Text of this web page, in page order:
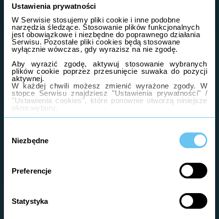
Ustawienia prywatności
W Serwisie stosujemy pliki cookie i inne podobne
narzędzia śledzące. Stosowanie plików funkcjonalnych
jest obowiązkowe i niezbędne do poprawnego działania
Serwisu. Pozostałe pliki cookies będą stosowane
wyłącznie wówczas, gdy wyrazisz na nie zgodę.
Aby wyrazić zgodę, aktywuj stosowanie wybranych
plików cookie poprzez przesunięcie suwaka do pozycji
aktywnej.
W każdej chwili możesz zmienić wyrażone zgody. W
stopce Serwisu znajdziesz "Ustawienia prywatności" /
"Ustawienia cookies", które ponownie otworzą niniejsze
okno wyboru.
Informacje dotyczące przetwarzania Twoich danych
osobowych znajdziesz w
Ogólnej Polityce prywatności
Niezbędne
Preferencje
Statystyka
Przesilenie wiosenne a
samopoczucie i zdrowie
sposoby, które mogą pomóc radzić
sobie z objawami przesilenia
wiosennego.
Czytaj dalejPrzesilenie
a
samopoczucie